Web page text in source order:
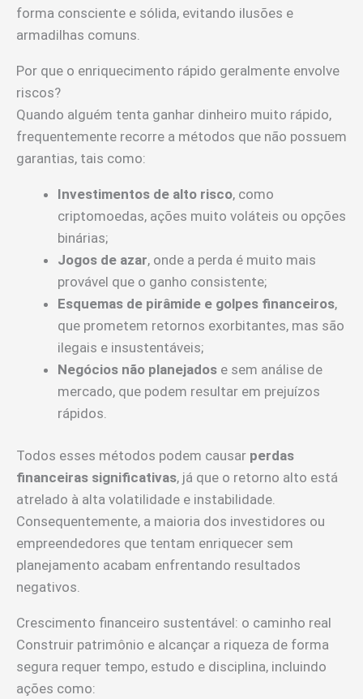
forma consciente e sólida, evitando ilusões e
armadilhas comuns.
Por que o enriquecimento rápido geralmente envolve
riscos?
Quando alguém tenta ganhar dinheiro muito rápido,
frequentemente recorre a métodos que não possuem
garantias, tais como:
Investimentos de alto risco, como
criptomoedas, ações muito voláteis ou opções
binárias;
Jogos de azar, onde a perda é muito mais
provável que o ganho consistente;
Esquemas de pirâmide e golpes financeiros,
que prometem retornos exorbitantes, mas são
ilegais e insustentáveis;
Negócios não planejados e sem análise de
mercado, que podem resultar em prejuízos
rápidos.
Todos esses métodos podem causar perdas
financeiras significativas, já que o retorno alto está
atrelado à alta volatilidade e instabilidade.
Consequentemente, a maioria dos investidores ou
empreendedores que tentam enriquecer sem
planejamento acabam enfrentando resultados
negativos.
Crescimento financeiro sustentável: o caminho real
Construir patrimônio e alcançar a riqueza de forma
segura requer tempo, estudo e disciplina, incluindo
ações como: